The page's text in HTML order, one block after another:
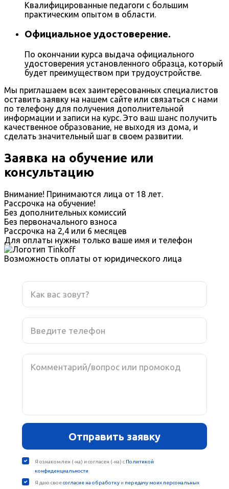
Квалифицированные педагоги с большим
практическим опытом в области.
Официальное удостоверение.
По окончании курса выдача официального
удостоверения установленного образца, который
будет преимуществом при трудоустройстве.
Мы приглашаем всех заинтересованных специалистов
оставить заявку на нашем сайте или связаться с нами
по телефону для получения дополнительной
информации и записи на курс. Это ваш шанс получить
качественное образование, не выходя из дома, и
сделать значительный шаг в своем развитии.
Заявка на обучение или
консультацию
Внимание! Принимаются лица от 18 лет.
Рассрочка на обучение!
Без дополнительных комиссий
Без первоначального взноса
Рассрочка на 2,4 или 6 месяцев
Для оплаты нужны только ваше имя и телефон
Возможность оплаты от юридического лица